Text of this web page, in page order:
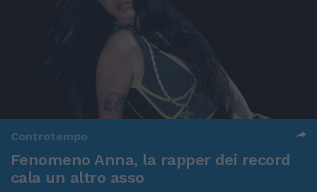
Controtempo
Fenomeno Anna, la rapper dei record
cala un altro asso